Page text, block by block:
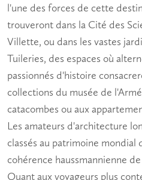
l'une des forces de cette
trouveront dans la Cité des
Villette, ou dans les vastes
Tuileries, des espaces où
passionnés d'histoire
collections du musée de
catacombes ou aux
Les amateurs d'architecture
classés au patrimoine mondial
cohérence haussmannienne
Quant auxvoyageurs plus